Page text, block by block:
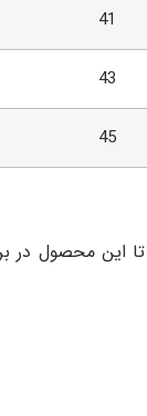
41
43
45
این محصول در